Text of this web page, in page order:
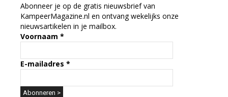
Abonneer je op de gratis nieuwsbrief van
KampeerMagazine.nl en ontvang wekelijks onze
nieuwsartikelen in je mailbox.
Voornaam *
E-mailadres *